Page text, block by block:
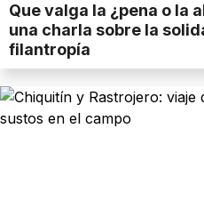
Que valga la ¿pena o la
una charla sobre la
filantropía